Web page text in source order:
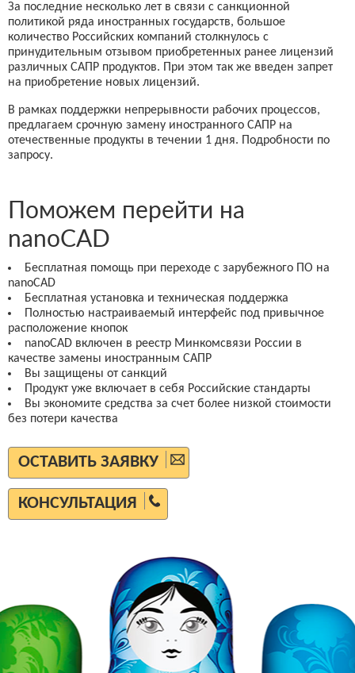
За последние несколько лет в связи с санкционной
политикой ряда иностранных государств, большое
количество Российских компаний столкнулось с
принудительным отзывом приобретенных ранее лицензий
различных САПР продуктов. При этом так же введен запрет
на приобретение новых лицензий.
В рамках поддержки непрерывности рабочих процессов,
предлагаем срочную замену иностранного САПР на
отечественные продукты в течении 1 дня. Подробности по
запросу.
Поможем перейти на
nanoCAD
Бесплатная помощь при переходе с зарубежного ПО на
nanoCAD
Бесплатная установка и техническая поддержка
Полностью настраиваемый интерфейс под привычное
расположение кнопок
nanoCAD включен в реестр Минкомсвязи России в
качестве замены иностранным САПР
Вы защищены от санкций
Продукт уже включает в себя Российские стандарты
Вы экономите средства за счет более низкой стоимости
без потери качества
ОСТАВИТЬ ЗАЯВКУ
КОНСУЛЬТАЦИЯ